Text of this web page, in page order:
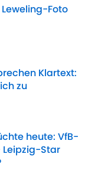
Foto
Klartext:
zu
heute: VfB-
Star